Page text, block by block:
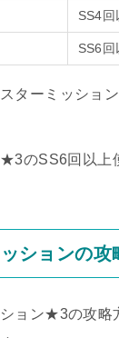
SS4
SS6
ターミッショ
のSS6回以上
ションの攻
ョン★3の攻略